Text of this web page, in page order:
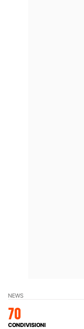
NEWS
70
CONDIVISIONI